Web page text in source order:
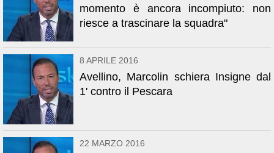
momento è ancora incompiuto: non
riesce a trascinare la squadra"
8 APRILE 2016
Avellino, Marcolin schiera Insigne dal
1' contro il Pescara
22 MARZO 2016